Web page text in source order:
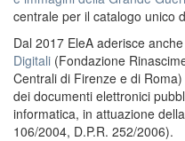
centrale per il catalogo unico
Dal 2017 EleA aderisce
Digitali (Fondazione
Centrali di Firenze e di
dei documenti elettronici
informatica, in attuazione
106/2004, D.P.R. 252/2006).